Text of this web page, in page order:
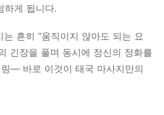
하게 됩니다.
흔히 “움직이지 않아도 되는 요
긴장을 풀며 동시에 정신의 정화를
— 바로 이것이 태국 마사지만의